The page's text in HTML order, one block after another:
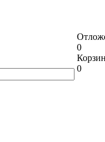
0
0